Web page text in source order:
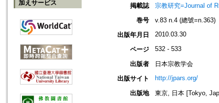
加えサービス
掲載誌
宗教研究=Journal of
巻号
v.83 n.4 (總號=n.363)
出版年月日
2010.03.30
ページ 532 - 533
出版者
日本宗教学会
出版サイト
http://jpars.org/
出版地
東京, 日本 [Tokyo,